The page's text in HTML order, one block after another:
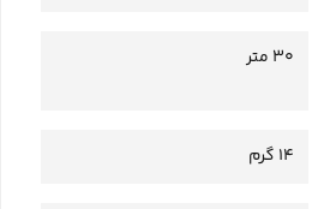
30 متر
14 گرم